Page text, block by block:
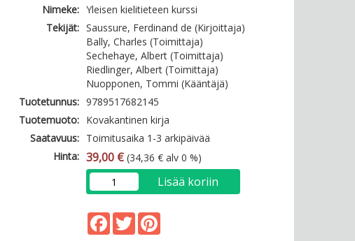
Nimeke: Yleisen kielitieteen kurssi
Tekijät: Saussure, Ferdinand de (Kirjoittaja)
Bally, Charles (Toimittaja)
Sechehaye, Albert (Toimittaja)
Riedlinger, Albert (Toimittaja)
Nuopponen, Tommi (Kääntäjä)
Tuotetunnus: 9789517682145
Tuotemuoto: Kovakantinen kirja
Saatavuus: Toimitusaika 1-3 arkipäivää
Hinta: 39,00 € (34,36 € alv 0 %)
Lisää koriin
Facebook
Twitter